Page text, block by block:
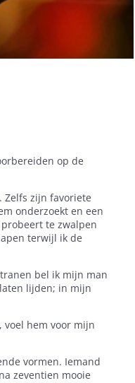
op de
Zelfs zijn favoriete
onderzoekt en een
te zwalpen
terwijl ik de
bel ik mijn man
lijden; in mijn
voel hem voor mijn
vormen. Iemand
zeventien mooie